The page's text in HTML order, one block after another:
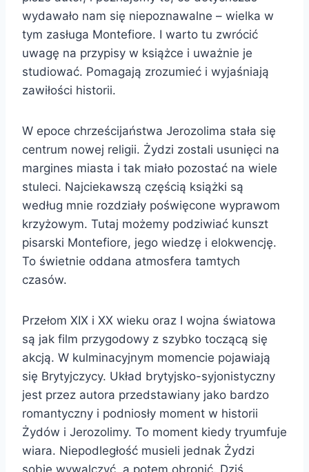
wydawało nam się niepoznawalne – wielka w
tym zasługa Montefiore. I warto tu zwrócić
uwagę na przypisy w książce i uważnie je
studiować. Pomagają zrozumieć i wyjaśniają
zawiłości historii.
W epoce chrześcijaństwa Jerozolima stała się
centrum nowej religii. Żydzi zostali usunięci na
margines miasta i tak miało pozostać na wiele
stuleci. Najciekawszą częścią książki są
według mnie rozdziały poświęcone wyprawom
krzyżowym. Tutaj możemy podziwiać kunszt
pisarski Montefiore, jego wiedzę i elokwencję.
To świetnie oddana atmosfera tamtych
czasów.
Przełom XIX i XX wieku oraz I wojna światowa
są jak film przygodowy z szybko toczącą się
akcją. W kulminacyjnym momencie pojawiają
się Brytyjczycy. Układ brytyjsko-syjonistyczny
jest przez autora przedstawiany jako bardzo
romantyczny i podniosły moment w historii
Żydów i Jerozolimy. To moment kiedy tryumfuje
wiara. Niepodległość musieli jednak Żydzi
sobie wywalczyć, a potem obronić. Dziś